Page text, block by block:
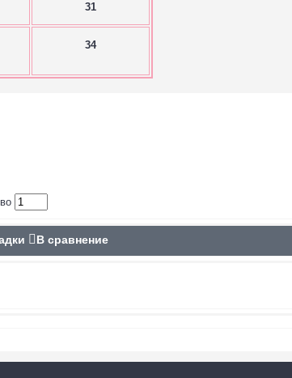
31
34
В сравнение